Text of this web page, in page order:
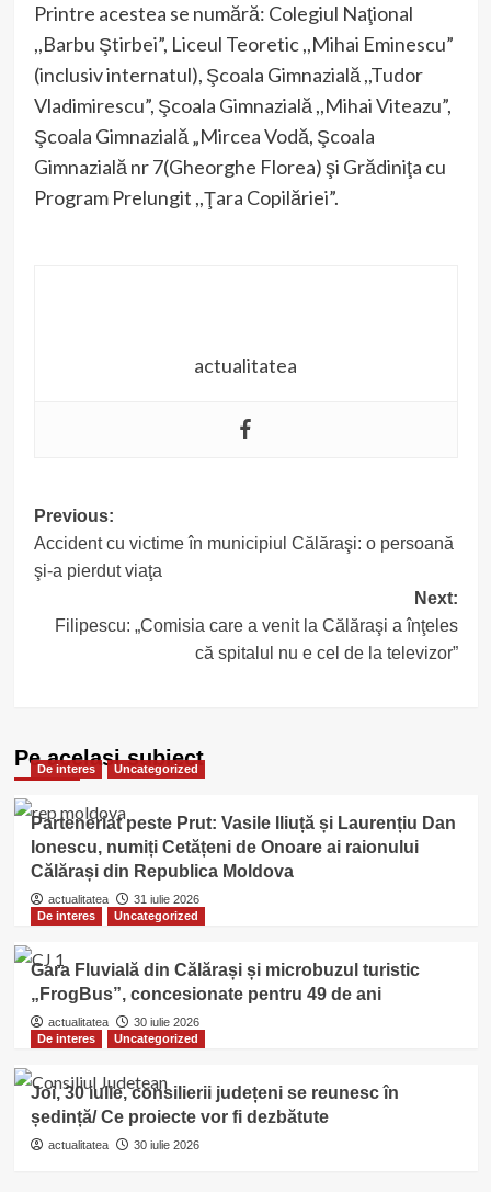
Printre acestea se numără: Colegiul Naţional
,,Barbu Ştirbei”, Liceul Teoretic ,,Mihai Eminescu”
(inclusiv internatul), Şcoala Gimnazială ,,Tudor
Vladimirescu”, Şcoala Gimnazială ,,Mihai Viteazu”,
Şcoala Gimnazială „Mircea Vodă, Şcoala
Gimnazială nr 7(Gheorghe Florea) şi Grădiniţa cu
Program Prelungit ,,Ţara Copilăriei”.
actualitatea
Post
navigation
Previous:
Accident cu victime în municipiul Călăraşi: o persoană
şi-a pierdut viaţa
Next:
Filipescu: „Comisia care a venit la Călăraşi a înţeles
că spitalul nu e cel de la televizor”
Pe acelasi subiect
De interes Uncategorized
Parteneriat peste Prut: Vasile Iliuță și Laurențiu Dan
Ionescu, numiți Cetățeni de Onoare ai raionului
Călărași din Republica Moldova
actualitatea
31 iulie 2026
De interes
Uncategorized
Gara Fluvială din Călărași și microbuzul turistic
„FrogBus”, concesionate pentru 49 de ani
actualitatea
30 iulie 2026
De interes
Uncategorized
Joi, 30 iulie, consilierii județeni se reunesc în
ședință/ Ce proiecte vor fi dezbătute
actualitatea 30 iulie 2026